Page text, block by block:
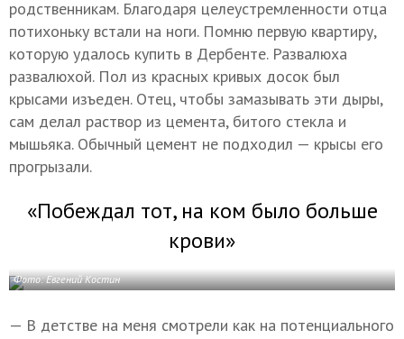
родственникам. Благодаря целеустремленности отца
потихоньку встали на ноги. Помню первую квартиру,
которую удалось купить в Дербенте. Развалюха
развалюхой. Пол из красных кривых досок был
крысами изъеден. Отец, чтобы замазывать эти дыры,
сам делал раствор из цемента, битого стекла и
мышьяка. Обычный цемент не подходил — крысы его
прогрызали.
«Побеждал тот, на ком было больше
крови»
Фото: Евгений Костин
— В детстве на меня смотрели как на потенциального